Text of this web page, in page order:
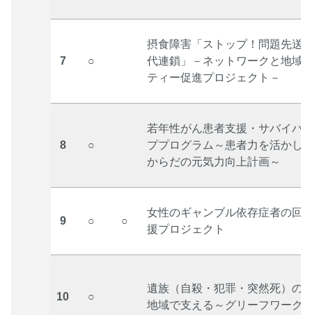
7 ○
摂食障害「ストップ！問題先送
代連鎖」－ネットワークと地域
ティー促進プロジェクト－
8 ○
若年性がん患者支援・サバイバ
ププログラム～患者力を活かし
からだの元気力向上計画～
9 ○ ○
女性のギャンブル依存症者の回
援プロジェクト
10 ○
遺族（自殺・犯罪・突然死）の
地域で支える～グリーフワーク